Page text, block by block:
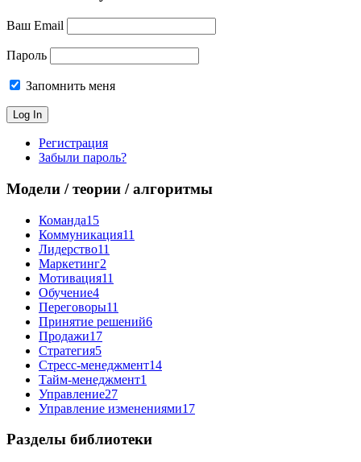
Ваш Email
Пароль
Запомнить меня
Регистрация
Забыли пароль?
Модели / теории / алгоритмы
Команда15
Коммуникация11
Лидерство11
Маркетинг2
Мотивация11
Обучение4
Переговоры11
Принятие решений6
Продажи17
Стратегия5
Стресс-менеджмент14
Тайм-менеджмент1
Управление27
Управление изменениями17
Разделы библиотеки